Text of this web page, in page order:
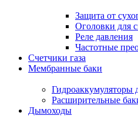
Защита от
Оголовки для
Реле давления
Частотные
Счетчики газа
Мембранные баки
Гидроаккумуляторы
Расширительные
Дымоходы